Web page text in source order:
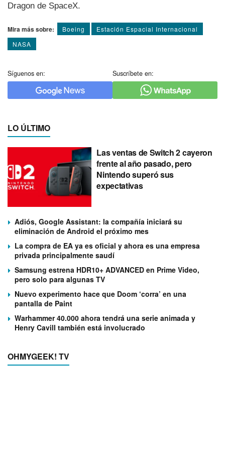
Dragon de SpaceX.
Mira más sobre: Boeing
Estación Espacial Internacional
NASA
Síguenos en: Suscríbete en:
LO ÚLTIMO
Las ventas de Switch 2 cayeron
frente al año pasado, pero
Nintendo superó sus
expectativas
Adiós, Google Assistant: la compañía iniciará su
eliminación de Android el próximo mes
La compra de EA ya es oficial y ahora es una empresa
privada principalmente saudí
Samsung estrena HDR10+ ADVANCED en Prime Video,
pero solo para algunas TV
Nuevo experimento hace que Doom ‘corra’ en una
pantalla de Paint
Warhammer 40.000 ahora tendrá una serie animada y
Henry Cavill también está involucrado
OHMYGEEK! TV